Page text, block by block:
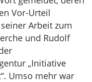
Vor-Urteil
Arbeit zum
und Rudolf
„Initiative
Umso mehr war